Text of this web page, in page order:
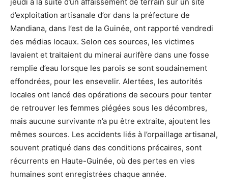
d’exploitation artisanale d’or dans la préfecture de
Mandiana, dans l’est de la Guinée, ont rapporté vendredi
des médias locaux. Selon ces sources, les victimes
lavaient et traitaient du minerai aurifère dans une fosse
remplie d’eau lorsque les parois se sont soudainement
effondrées, pour les ensevelir. Alertées, les autorités
locales ont lancé des opérations de secours pour tenter
de retrouver les femmes piégées sous les décombres,
mais aucune survivante n’a pu être extraite, ajoutent les
mêmes sources. Les accidents liés à l’orpaillage artisanal,
souvent pratiqué dans des conditions précaires, sont
récurrents en Haute-Guinée, où des pertes en vies
humaines sont enregistrées chaque année.